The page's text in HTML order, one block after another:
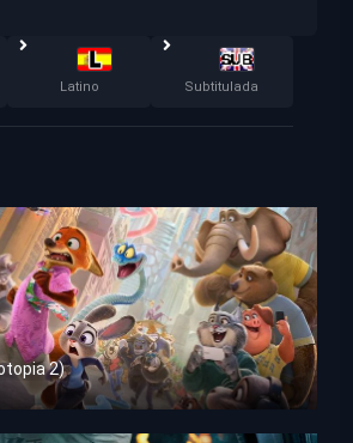
Latino Subtitulada
2)